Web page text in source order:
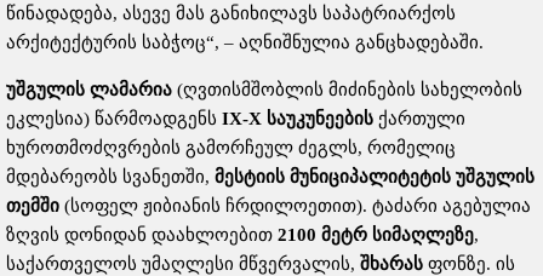
წინადადება, ასევე მას განიხილავს საპატრიარქოს
არქიტექტურის საბჭოც“, – აღნიშნულია განცხადებაში.
უშგულის ლამარია (ღვთისმშობლის მიძინების სახელობის
ეკლესია) წარმოადგენს IX-X საუკუნეების ქართული
ხუროთმოძღვრების გამორჩეულ ძეგლს, რომელიც
მდებარეობს სვანეთში, მესტიის მუნიციპალიტეტის უშგულის
თემში (სოფელ ჟიბიანის ჩრდილოეთით). ტაძარი აგებულია
ზღვის დონიდან დაახლოებით 2100 მეტრ სიმაღლეზე,
საქართველოს უმაღლესი მწვერვალის, შხარას ფონზე. ის